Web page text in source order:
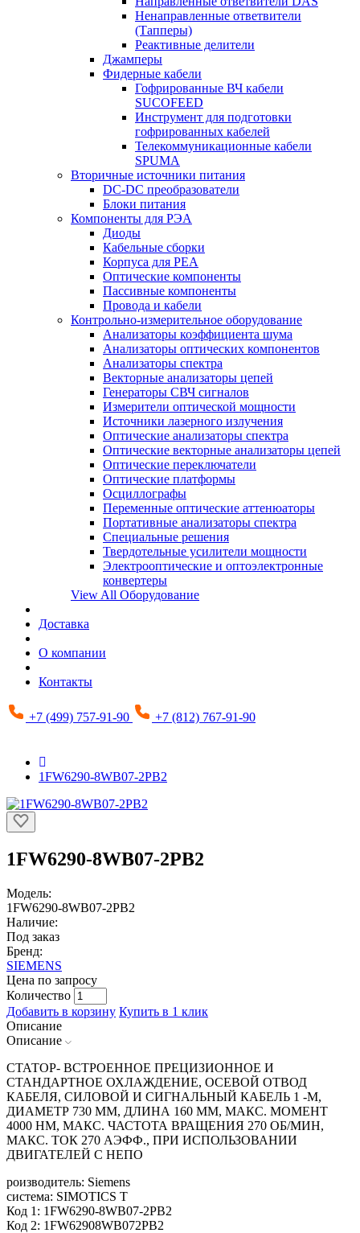
Ненаправленные ответвители
(Тапперы)
Реактивные делители
Джамперы
Фидерные кабели
Гофрированные ВЧ кабели
SUCOFEED
Инструмент для подготовки
гофрированных кабелей
Телекоммуникационные кабели
SPUMA
Вторичные источники питания
DC-DC преобразователи
Блоки питания
Компоненты для РЭА
Диоды
Кабельные сборки
Корпуса для РЕА
Оптические компоненты
Пассивные компоненты
Провода и кабели
Контрольно-измерительное оборудование
Анализаторы коэффициента шума
Анализаторы оптических компонентов
Анализаторы спектра
Векторные анализаторы цепей
Генераторы СВЧ сигналов
Измерители оптической мощности
Источники лазерного излучения
Оптические анализаторы спектра
Оптические векторные анализаторы цепей
Оптические переключатели
Оптические платформы
Осциллографы
Переменные оптические аттенюаторы
Портативные анализаторы спектра
Специальные решения
Твердотельные усилители мощности
Электрооптические и оптоэлектронные
конвертеры
View All Оборудование
Доставка
О компании
Контакты
+7 (499) 757-91-90 +7 (812) 767-91-90
1FW6290-8WB07-2PB2
1FW6290-8WB07-2PB2
Модель:
1FW6290-8WB07-2PB2
Наличие:
Под заказ
Бренд:
SIEMENS
Цена по запросу
Количество
Добавить в корзину Купить в 1 клик
Описание
Описание
СТАТОР- ВСТРОЕННОЕ ПРЕЦИЗИОННОЕ И
СТАНДАРТНОЕ ОХЛАЖДЕНИЕ, ОСЕВОЙ ОТВОД
КАБЕЛЯ, СИЛОВОЙ И СИГНАЛЬНЫЙ КАБЕЛЬ 1 -М,
ДИАМЕТР 730 ММ, ДЛИНА 160 ММ, МАКС. МОМЕНТ
4000 HM, МАКС. ЧАСТОТА ВРАЩЕНИЯ 270 ОБ/МИН,
МАКС. ТОК 270 АЭФФ., ПРИ ИСПОЛЬЗОВАНИИ
ДВИГАТЕЛЕЙ С НЕПО
роизводитель: Siemens
система: SIMOTICS T
Код 1: 1FW6290-8WB07-2PB2
Код 2: 1FW62908WB072PB2